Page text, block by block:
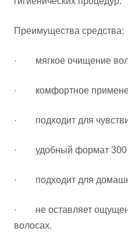
Преимущества средства:
· мягкое очищение
· комфортное
· подходит для
· удобный формат 300
· подходит для
· не оставляет
волосах.